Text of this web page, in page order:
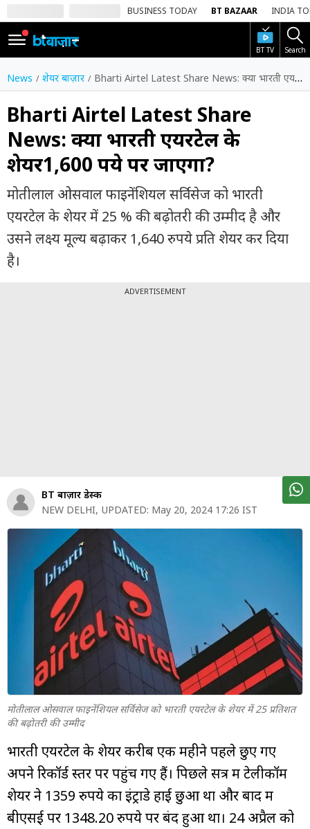
BUSINESS TODAY BT BAZAAR INDIA
BT TV Search
SIGN
IN
Dark
Mode
होम
शेयर
बाज़ार
वीडियो
ट्रेंडिंग
शेयर
बाज़ार
ट्रेंडिंग
बिजनेस
न्यूज
वीडियो
म्यूचुअल
फंड
News शेयर बाज़ार Bharti Airtel Latest Share News: क्या भारती एयरटेल के शेयर1,600 रुपये पर जाएगा?
Bharti Airtel Latest Share
News: क्या भारती एयरटेल के
शेयर1,600 रुपये पर जाएगा?
मोतीलाल ओसवाल फाइनेंशियल सर्विसेज को भारती
एयरटेल के शेयर में 25 % की बढ़ोतरी की उम्मीद है और
उसने लक्ष्य मूल्य बढ़ाकर 1,640 रुपये प्रति शेयर कर दिया
है।
ADVERTISEMENT
BT बाज़ार डेस्क
NEW DELHI, UPDATED: May 20, 2024 17:26 IST
मोतीलाल ओसवाल फाइनेंशियल सर्विसेज को भारती एयरटेल के शेयर में 25 प्रतिशत
की बढ़ोतरी की उम्मीद
भारती एयरटेलके शेयर करीब एक महीने पहले छुए गए
अपने रिकॉर्ड स्तर पर पहुंच गए हैं। पिछले सत्र में टेलीकॉम
शेयर ने 1359 रुपये का इंट्राडे हाई छुआ था और बाद में
बीएसई पर 1348.20 रुपये पर बंद हुआ था। 24 अप्रैल को